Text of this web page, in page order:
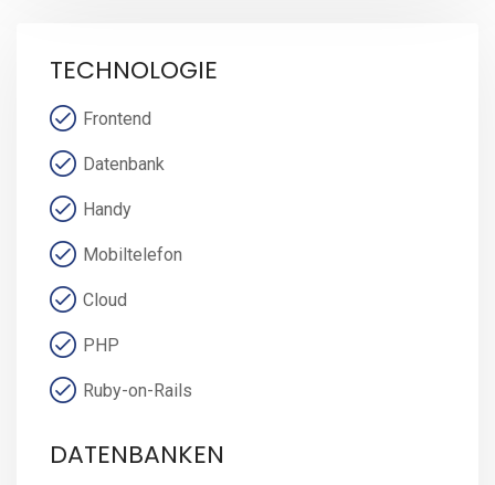
TECHNOLOGIE
Frontend
Datenbank
Handy
Mobiltelefon
Cloud
PHP
Ruby-on-Rails
DATENBANKEN